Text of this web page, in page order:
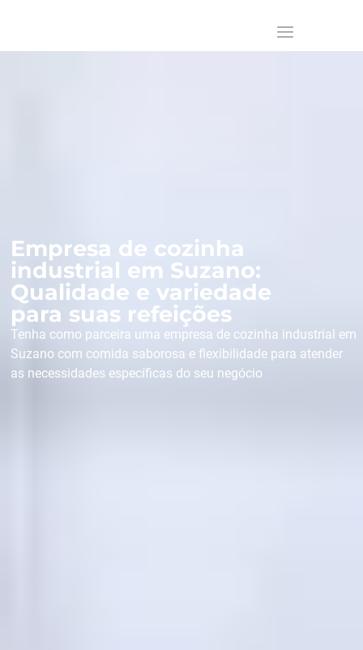
Empresa de cozinha
industrial em Suzano:
Qualidade e variedade
para suas refeições
Tenha como parceira uma empresa de cozinha industrial em
Suzano com comida saborosa e flexibilidade para atender
as necessidades específicas do seu negócio